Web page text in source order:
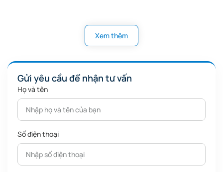
Xem thêm
Gửi yêu cầu để nhận tư vấn
Họ và tên
Số điện thoại